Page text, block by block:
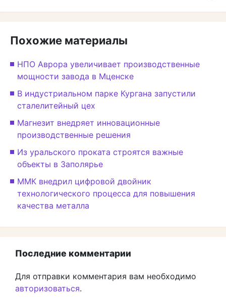
Похожие материалы
НПО Аврора увеличивает производственные
мощности завода в Мценске
В индустриальном парке Кургана запустили
сталелитейный цех
Магнезит внедряет инновационные
производственные решения
Из уральского проката строятся важные
объекты в Заполярье
ММК внедрил цифровой двойник
технологического процесса для повышения
качества металла
Последние комментарии
Для отправки комментария вам необходимо
авторизоваться.